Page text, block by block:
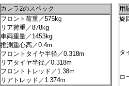
カレラ2のスペック
フロント荷重／575kg
リア荷重／878kg
車両重量／1453kg
推測重心高／0.4m
フロントタイヤ半径／0.318m
リアタイヤ半径／0.318m
フロントトレッド／1.38m
リアトレッド／1.374m
用
旋
タ
ロ